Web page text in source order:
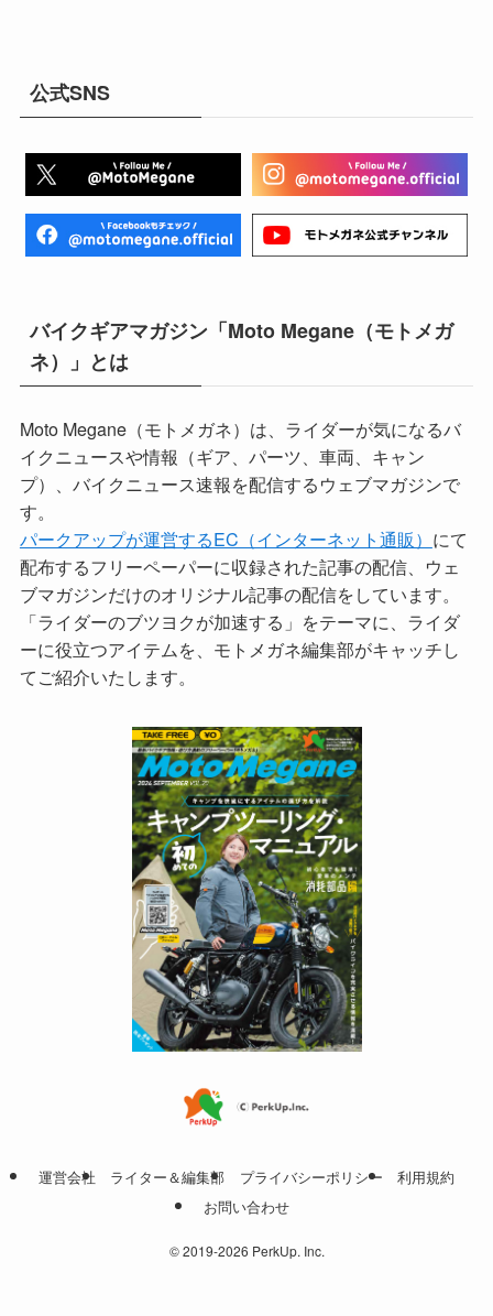
公式SNS
バイクギアマガジン「Moto Megane（モトメガ
ネ）」とは
Moto Megane（モトメガネ）は、ライダーが気になるバ
イクニュースや情報（ギア、パーツ、車両、キャン
プ）、バイクニュース速報を配信するウェブマガジンで
す。
パークアップが運営するEC（インターネット通販） にて
配布するフリーペーパーに収録された記事の配信、ウェ
ブマガジンだけのオリジナル記事の配信をしています。
「ライダーのブツヨクが加速する」をテーマに、ライダ
ーに役立つアイテムを、モトメガネ編集部がキャッチし
てご紹介いたします。
運営会社 ライター＆編集部 プライバシーポリシー
利用規約
お問い合わせ
©2019-2026 PerkUp. Inc.